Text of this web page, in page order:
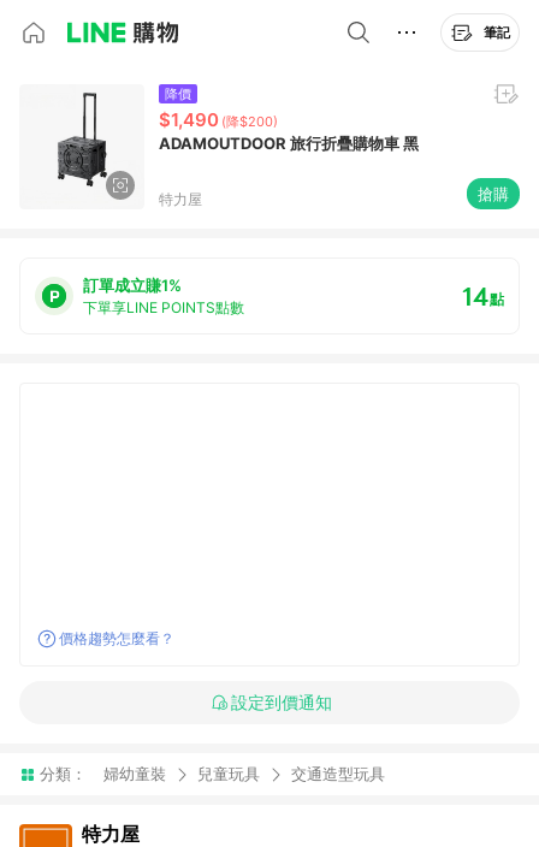
筆記
降價
$1,490 (降$200)
ADAMOUTDOOR 旅行折疊購物車 黑
特力屋 搶購
訂單成立賺1%
下單享LINE POINTS點數 14點
價格趨勢怎麼看？
設定到價通知
分類： 婦幼童裝 兒童玩具 交通造型玩具
特力屋